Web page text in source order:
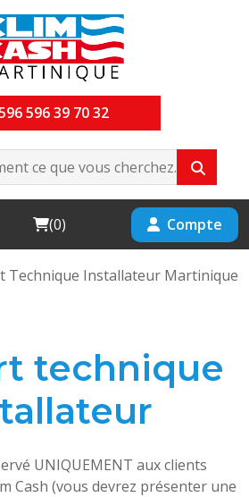
596 39 70 32
Cart
(0) Compte
Technique Installateur Martinique
technique
UNIQUEMENT aux clients
Cash (vous devrez présenter une